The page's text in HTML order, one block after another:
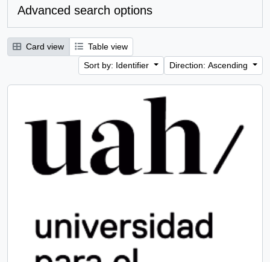
Advanced search options
Card view
Table view
Sort by: Identifier
Direction: Ascending